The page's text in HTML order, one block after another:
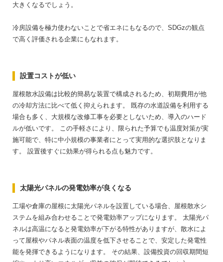
大きくなるでしょう。
冷房設備を極力使わないことで省エネにもなるので、SDGzの観点
で高く評価される企業にもなれます。
設置コストが低い
屋根散水設備は比較的簡易な装置で構成されるため、初期費用が他
の冷却方法に比べて低く抑えられます。
既存の水道設備を利用する
場合も多く、大規模な改修工事を必要としないため、導入のハード
ルが低いです。
この手軽さにより、限られた予算でも温度対策が実
施可能で、特に中小規模の事業者にとって実用的な選択肢となりま
す。
設置後すぐに効果が得られる点も魅力です。
太陽光パネルの発電効率が良くなる
工場や倉庫の屋根に太陽光パネルを設置している場合、屋根散水シ
ステムを組み合わせることで発電効率アップになります。
太陽光パ
ネルは高温になると発電効率が下がる特性がありますが、散水によ
って屋根やパネル表面の温度を低下させることで、安定した発電性
能を発揮できるようになります。
その結果、設備投資の回収期間短